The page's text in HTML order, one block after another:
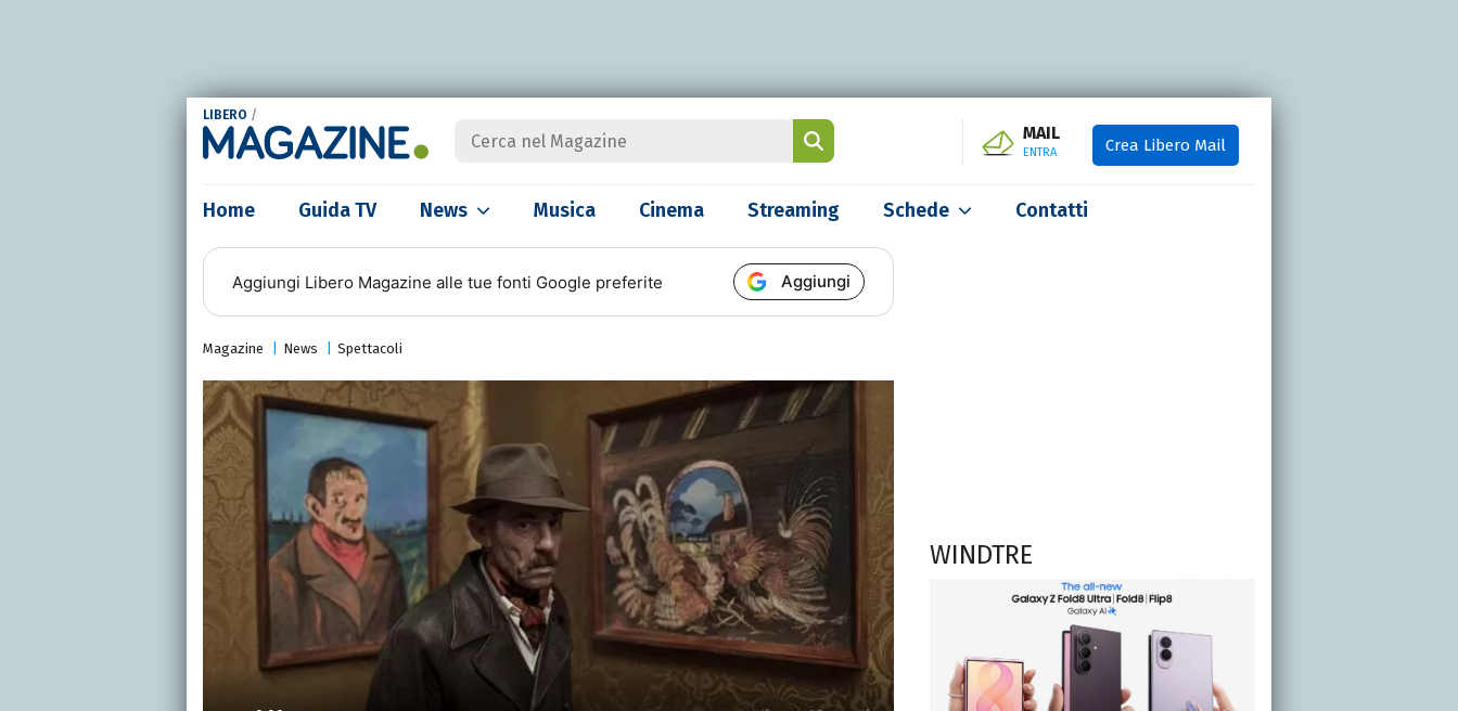
LIBERO /
MAIL
ENTRA Crea Libero Mail
Home Guida TV News Musica Cinema Streaming Schede Contatti
Aggiungi Libero Magazine alle tue fonti Google preferite Aggiungi
Magazine News Spettacoli
WINDTRE